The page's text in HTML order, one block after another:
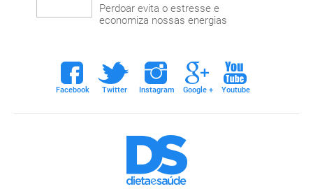
Perdoar evita o estresse e
economiza nossas energias
Facebook Twitter
instagram
Instagram
google+
Google +
youtube
Youtube